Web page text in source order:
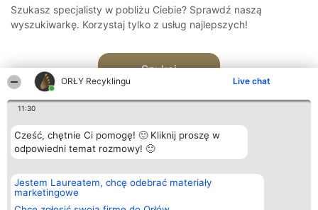
ORŁY Recyklingu Live chat
11:30
Cześć, chętnie Ci pomogę! 🙂 Kliknij proszę w
odpowiedni temat rozmowy! 🙂
Jestem Laureatem, chcę odebrać materiały
marketingowe
Szukasz specjalisty w pobliżu Ciebie? Sprawdź naszą
wyszukiwarkę. Korzystaj tylko z usług najlepszych!
Szukaj
Organizator plebiscytu
Bright Side Solutions sp. z o.
o. sp. k.
ul. Ruska 22
Plebiscyt
Laureaci
wszystkich
Kontakt
Kontakt